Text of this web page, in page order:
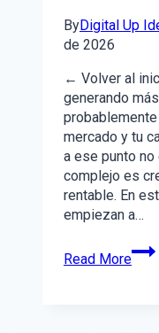
ByDigital Up
de 2026
← Volver al
generando
mercado y tu
a ese punto
complejo es
rentable. En
empiezan a…
Read More
Los
4